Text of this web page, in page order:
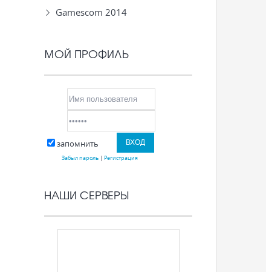
Gamescom 2014
МОЙ ПРОФИЛЬ
запомнить
Забыл пароль| Регистрация
НАШИ СЕРВЕРЫ